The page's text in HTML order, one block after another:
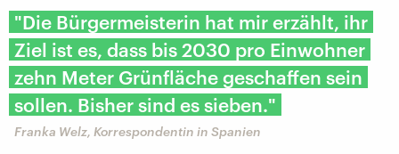
"Die Bürgermeisterin hat mir erzählt, ihr
Ziel ist es, dass bis 2030 pro Einwohner
zehn Meter Grünfläche geschaffen sein
sollen. Bisher sind es sieben."
Franka Welz, Korrespondentin in Spanien